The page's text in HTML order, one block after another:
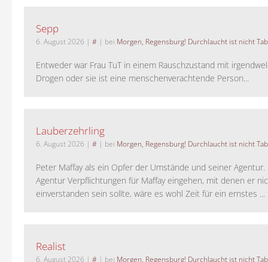
Sepp
6. August 2026 | # | bei Morgen, Regensburg! Durchlaucht ist nicht
Entweder war Frau TuT in einem Rauschzustand mit
Drogen oder sie ist eine menschenverachtende Person...
Lauberzehrling
6. August 2026 | # | bei Morgen, Regensburg! Durchlaucht ist nicht
Peter Maffay als ein Opfer der Umstände und seiner Agentur.
Agentur Verpflichtungen für Maffay eingehen, mit denen er
einverstanden sein sollte, wäre es wohl Zeit für ein ernstes ...
Realist
6. August 2026 | # | bei Morgen, Regensburg! Durchlaucht ist nicht